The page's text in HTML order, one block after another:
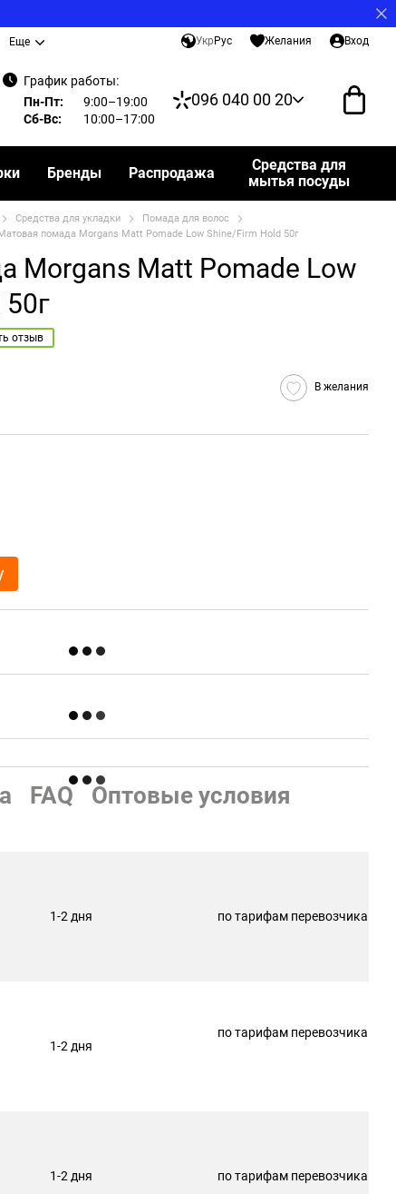
Еще Укр Рус Желания Вход
График работы:
Пн-Пт:
9:00–19:00
Сб-Вс:
10:00–17:00
096 040 00 20
Бренды Распродажа
Средства для
мытья посуды
Средства для укладки
Помада для волос
помада Morgans Matt Pomade Low Shine/Firm Hold 50г
Morgans Matt Pomade Low
отзыв
В желания
FAQ Оптовые условия
1-2 дня по тарифам перевозчика
1-2 дня
по тарифам перевозчика
1-2 дня по тарифам перевозчика